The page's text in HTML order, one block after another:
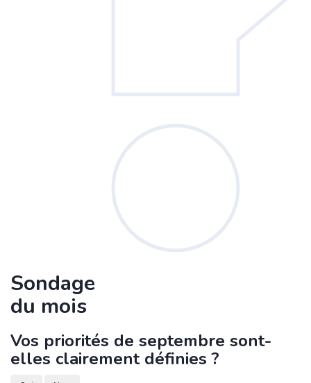
Sondage
du mois
Vos priorités de septembre sont-
elles clairement définies ?